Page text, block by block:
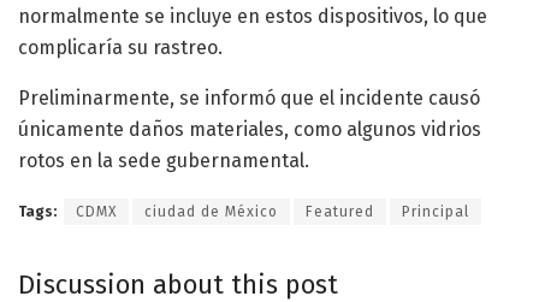
normalmente se incluye en estos dispositivos, lo que
complicaría su rastreo.
Preliminarmente, se informó que el incidente causó
únicamente daños materiales, como algunos vidrios
rotos en la sede gubernamental.
Tags: CDMX ciudad de México Featured Principal
Discussion about this post